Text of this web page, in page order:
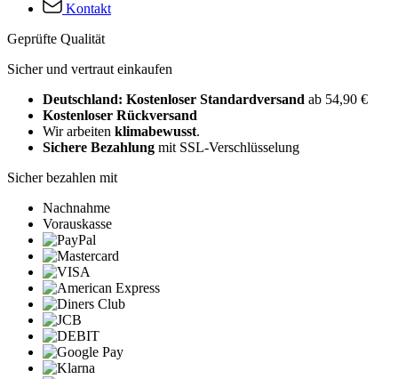
Kontakt
Geprüfte Qualität
Sicher und vertraut einkaufen
Deutschland: Kostenloser Standardversand ab 54,90 €
Kostenloser Rückversand
Wir arbeiten klimabewusst.
Sichere Bezahlung mit SSL-Verschlüsselung
Sicher bezahlen mit
Nachnahme
Vorauskasse